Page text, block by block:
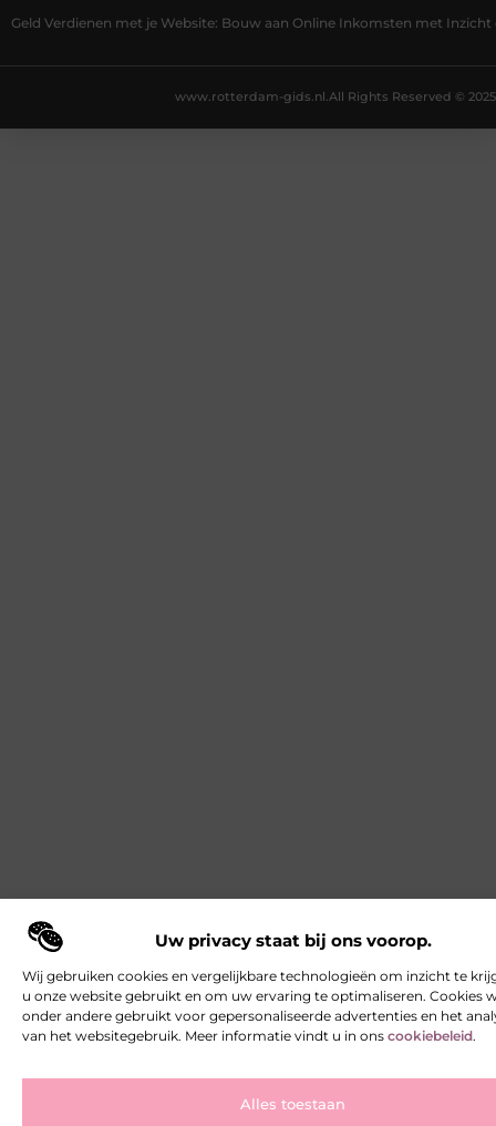
Uw privacy staat bij ons voorop.
Wij gebruiken cookies en vergelijkbare technologieën om inzicht te
u onze website gebruikt en om uw ervaring te optimaliseren. Cookies
onder andere gebruikt voor gepersonaliseerde advertenties en het
van het websitegebruik. Meer informatie vindt u in ons cookiebeleid.
Alles toestaan
Geld Verdienen met je Website: Bouw aan Online Inkomsten met Inzicht
All Rights Reserved © 2025
www.rotterdam-gids.nl.